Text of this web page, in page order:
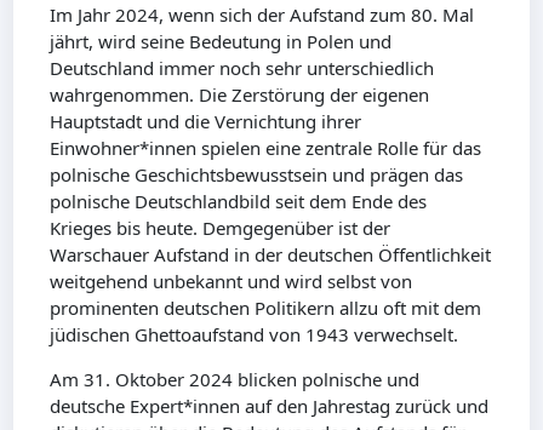
Im Jahr 2024, wenn sich der Aufstand zum 80. Mal
jährt, wird seine Bedeutung in Polen und
Deutschland immer noch sehr unterschiedlich
wahrgenommen. Die Zerstörung der eigenen
Hauptstadt und die Vernichtung ihrer
Einwohner*innen spielen eine zentrale Rolle für das
polnische Geschichtsbewusstsein und prägen das
polnische Deutschlandbild seit dem Ende des
Krieges bis heute. Demgegenüber ist der
Warschauer Aufstand in der deutschen Öffentlichkeit
weitgehend unbekannt und wird selbst von
prominenten deutschen Politikern allzu oft mit dem
jüdischen Ghettoaufstand von 1943 verwechselt.
Am 31. Oktober 2024 blicken polnische und
deutsche Expert*innen auf den Jahrestag zurück und